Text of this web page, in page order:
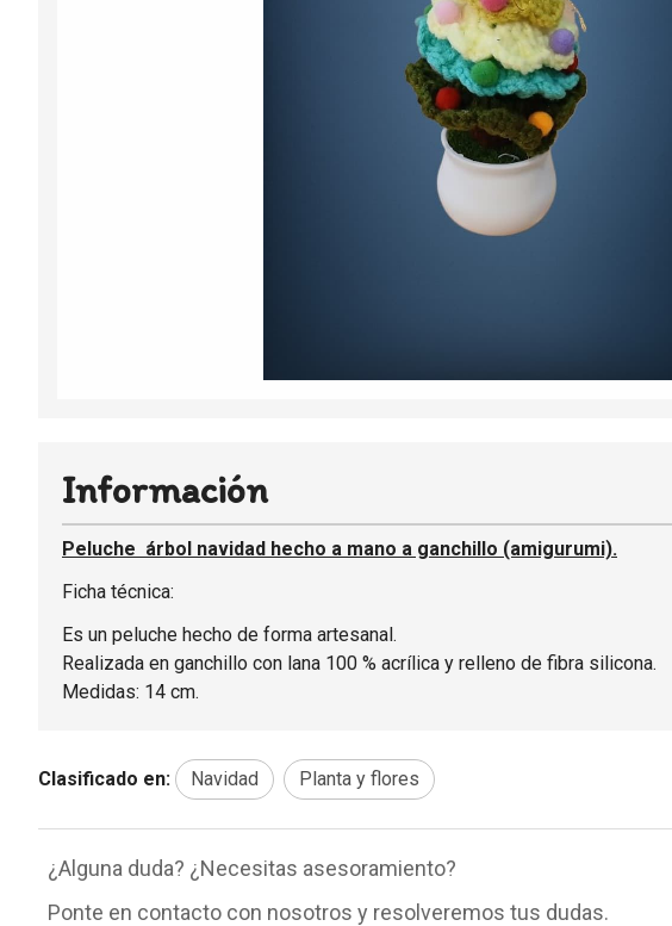
Información
Peluche árbol navidad hecho a mano a ganchillo (amigurumi).
Ficha técnica:
Es un peluche hecho de forma artesanal.
Realizada en ganchillo con lana 100 % acrílica y relleno de fibra silicona.
Medidas: 14 cm.
Clasificado en: Navidad Planta y flores
¿Alguna duda? ¿Necesitas asesoramiento?
Ponte en contacto con nosotros y resolveremos tus dudas.